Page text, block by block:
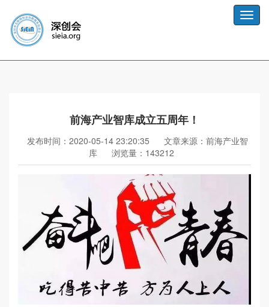
Toggle
前海产业智库成立五周年！
发布时间：2020-05-14 23:20:35
文章来源：前海产业智
库
浏览量：143212